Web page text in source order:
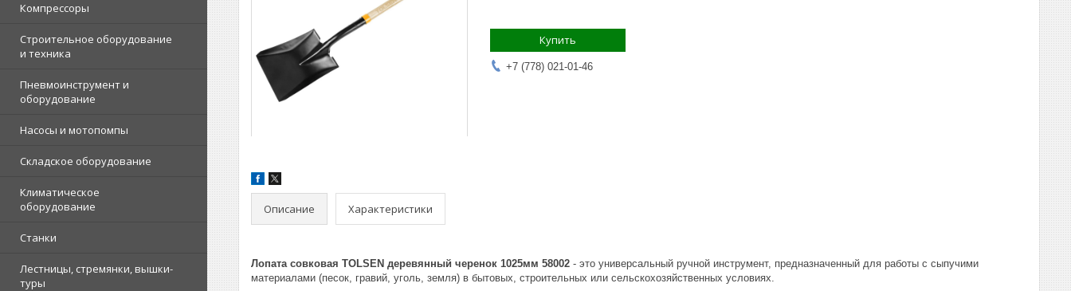
Компрессоры
Строительное оборудование
и техника
Пневмоинструмент и
оборудование
Насосы и мотопомпы
Складское оборудование
Климатическое
оборудование
Станки
Лестницы, стремянки, вышки-
туры
Купить
+7 (778) 021-01-46
Описание Характеристики
Лопата совковая TOLSEN деревянный черенок 1025мм 58002 - это универсальный ручной инструмент, предназначенный для работы с сыпучими
материалами (песок, гравий, уголь, земля) в бытовых, строительных или сельскохозяйственных условиях.